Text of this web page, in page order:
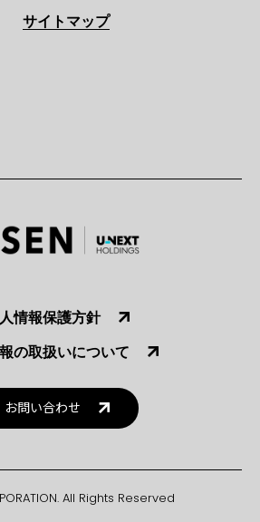
サイトマップ
情報保護方針
の取扱いについて
お問い合わせ
All Rights Reserved